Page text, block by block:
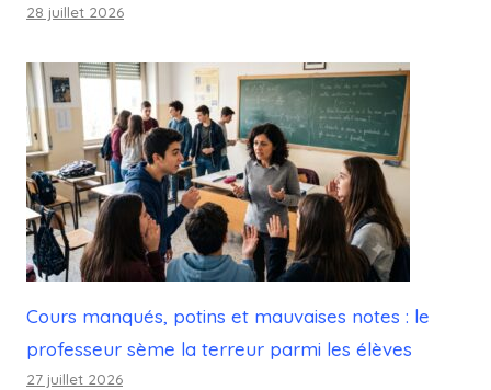
28 juillet 2026
Cours manqués, potins et mauvaises notes : le
professeur sème la terreur parmi les élèves
27 juillet 2026